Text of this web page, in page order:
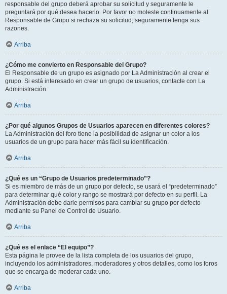
responsable del grupo deberá aprobar su solicitud y seguramente le
preguntará por qué desea hacerlo. Por favor no moleste continuamente al
Responsable de Grupo si rechaza su solicitud; seguramente tenga sus
razones.
Arriba
¿Cómo me convierto en Responsable del Grupo?
El Responsable de un grupo es asignado por La Administración al crear el
grupo. Si está interesado en crear un grupo de usuarios, contacte con La
Administración.
Arriba
¿Por qué algunos Grupos de Usuarios aparecen en diferentes colores?
La Administración del foro tiene la posibilidad de asignar un color a los
usuarios de un grupo para hacer más fácil su identificación.
Arriba
¿Qué es un “Grupo de Usuarios predeterminado”?
Si es miembro de más de un grupo por defecto, se usará el “predeterminado”
para determinar qué color y rango se mostrará por defecto en su perfil. La
Administración debe darle permisos para cambiar su grupo por defecto
mediante su Panel de Control de Usuario.
Arriba
¿Qué es el enlace “El equipo”?
Esta página le provee de la lista completa de los usuarios del grupo,
incluyendo los administradores, moderadores y otros detalles, como los foros
que se encarga de moderar cada uno.
Arriba